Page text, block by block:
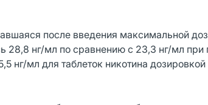
после введения максимальной
28,8 нг/мл по сравнению с 23,3 нг/мл при
нг/мл для таблеток никотина дозировкой